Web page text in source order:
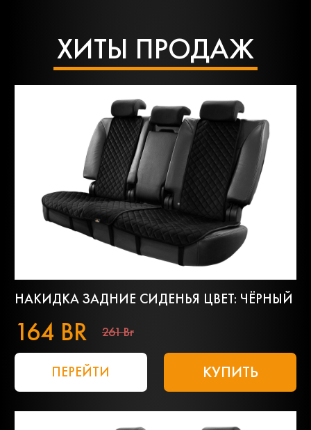
ХИТЫ ПРОДАЖ
НАКИДКА ЗАДНИЕ СИДЕНЬЯ ЦВЕТ: ЧЁРНЫЙ
164 BR 261 Br
ПЕРЕЙТИ КУПИТЬ